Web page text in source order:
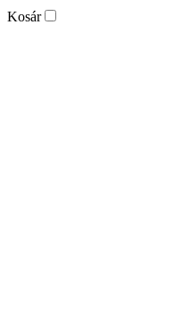
Kosár